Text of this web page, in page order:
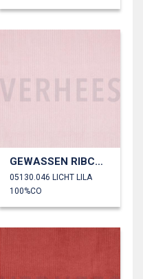
GEWASSEN RIBCORDUROY 4.5W
05130.046 LICHT LILA
100%CO